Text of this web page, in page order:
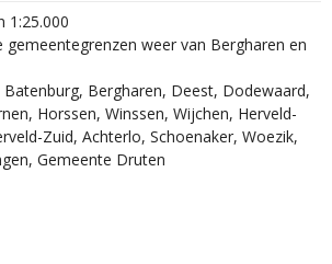
1:25.000
gemeentegrenzen weer van Bergharen en
Bergharen, Deest, Dodewaard,
Horssen, Winssen, Wijchen, Herveld-
Zuid, Achterlo, Schoenaker, Woezik,
Gemeente Druten